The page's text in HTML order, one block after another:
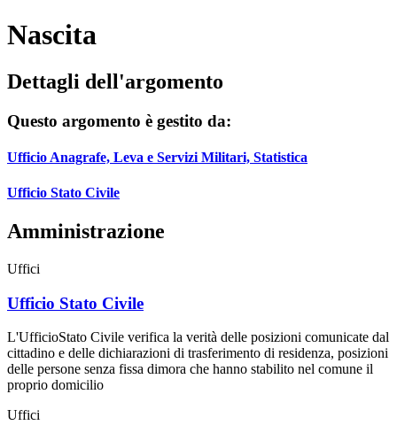
Nascita
Dettagli dell'argomento
Questo argomento è gestito da:
Ufficio Anagrafe, Leva e Servizi Militari, Statistica
Ufficio Stato Civile
Amministrazione
Uffici
Ufficio Stato Civile
L'UfficioStato Civile verifica la verità delle posizioni comunicate dal
cittadino e delle dichiarazioni di trasferimento di residenza, posizioni
delle persone senza fissa dimora che hanno stabilito nel comune il
proprio domicilio
Uffici